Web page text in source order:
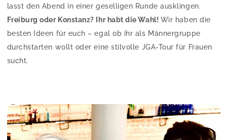
lasst den Abend in einer geselligen Runde ausklingen.
Freiburg oder Konstanz? Ihr habt die Wahl! Wir haben die
besten Ideen für euch – egal ob ihr als Männergruppe
durchstarten wollt oder eine stilvolle JGA-Tour für Frauen
sucht.